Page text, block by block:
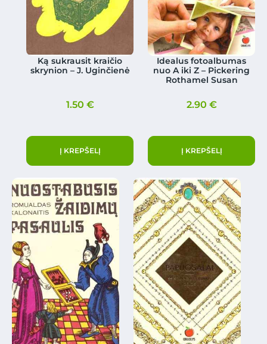
Ką sukrausit kraičio
skrynion – J. Uginčienė
1.50 €
Į KREPŠELĮ
Idealus fotoalbumas
nuo A iki Z – Pickering
Rothamel Susan
2.90 €
Į KREPŠELĮ